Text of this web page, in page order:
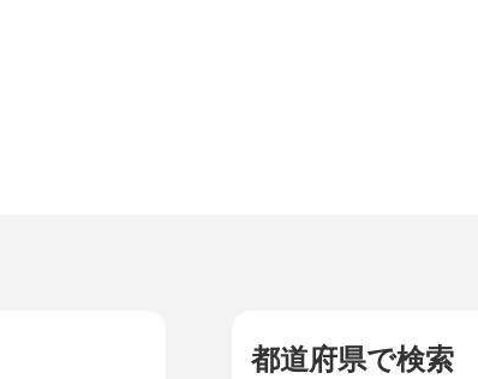
都道府県で検索